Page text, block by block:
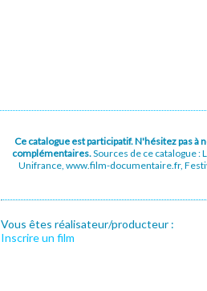
Ce catalogue est participatif. N'hésitez pas
complémentaires.Sources de ce catalogue
Unifrance, www.film-documentaire.fr,
Vous êtes réalisateur/producteur :
Inscrire un film